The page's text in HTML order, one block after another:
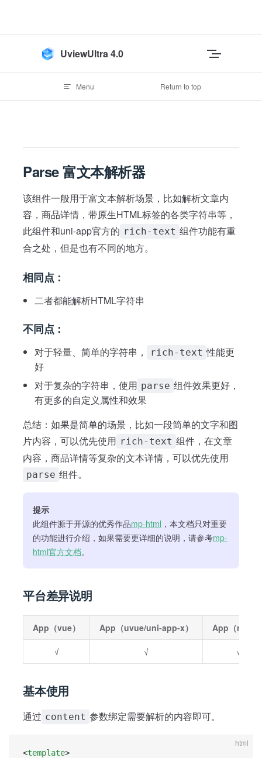
UviewUltra 4.0
Menu Return to top
Parse 富文本解析器
该组件一般用于富文本解析场景，比如解析文章内
容，商品详情，带原生HTML标签的各类字符串等，
此组件和uni-app官方的 rich-text 组件功能有重
合之处，但是也有不同的地方。
相同点：
二者都能解析HTML字符串
不同点：
对于轻量、简单的字符串， rich-text 性能更
好
对于复杂的字符串，使用 parse 组件效果更好，
有更多的自定义属性和效果
总结：如果是简单的场景，比如一段简单的文字和图
片内容，可以优先使用 rich-text 组件，在文章
内容，商品详情等复杂的文本详情，可以优先使用
parse 组件。
提示
此组件源于开源的优秀作品mp-html ，本文档只对重要
的功能进行介绍，如果需要更详细的说明，请参考mp-
html官方文档。
平台差异说明
App（vue） App（uvue/uni-app-x） App（nvue
√ √ √
基本使用
通过 content 参数绑定需要解析的内容即可。
html
<template>